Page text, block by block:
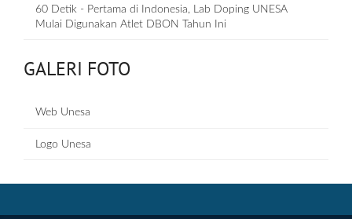
60 Detik - Pertama di Indonesia, Lab Doping UNESA
Mulai Digunakan Atlet DBON Tahun Ini
GALERI FOTO
Web Unesa
Logo Unesa